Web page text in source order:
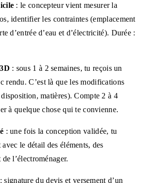
: le concepteur vient mesurer la
identifier les contraintes (emplacement
d’entrée d’eau et d’électricité). Durée :
: sous 1 à 2 semaines, tu reçois un
rendu. C’est là que les modifications
matières). Compte 2 à 4
à quelque chose qui te convienne.
: une fois la conception validée, tu
le détail des éléments, des
l’électroménager.
: signature du devis et versement d’un